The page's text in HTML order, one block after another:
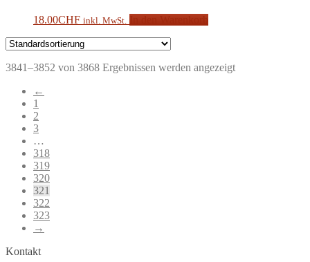
18.00CHF inkl. MwSt.
3841–3852 von 3868 Ergebnissen werden angezeigt
←
1
2
3
…
318
319
320
321
322
323
→
Kontakt